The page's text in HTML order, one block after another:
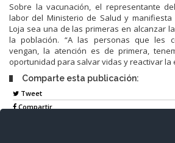
Sobre la vacunación, el representante
labor del Ministerio de Salud y
Loja sea una de las primeras en alcanzar
la población. “A las personas que les
vengan, la atención es de primera,
oportunidad para salvar vidas y reactivar la
Comparte esta publicación:
Tweet
Compartir